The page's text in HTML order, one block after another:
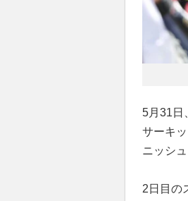
5月31日
サーキ
ニッシュ
2日目の